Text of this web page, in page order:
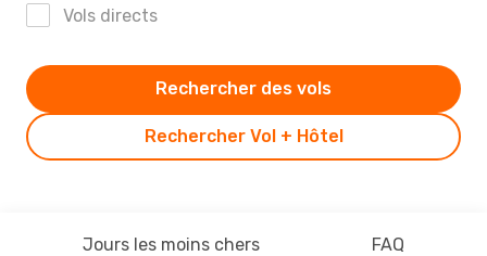
Vols directs
Rechercher Vol + Hôtel
Rechercher des vols
Jours les moins chers FAQ